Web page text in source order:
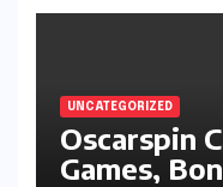
UNCATEGORIZED
Oscarspin
Games,